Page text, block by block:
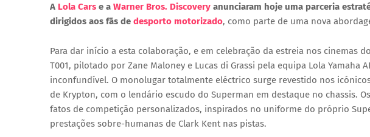
A Lola Cars e a Warner Bros. Discovery anunciaram hoje uma parceria
dirigidos aos fãs de desporto motorizado, como parte de uma nova
Para dar início a esta colaboração, e em celebração da estreia nos cinemas
T001, pilotado por Zane Maloney e Lucas di Grassi pela equipa Lola Yamaha
inconfundível. O monolugar totalmente eléctrico surge revestido nos
de Krypton, com o lendário escudo do Superman em destaque no chassis.
fatos de competição personalizados, inspirados no uniforme do próprio
prestações sobre-humanas de Clark Kent nas pistas.